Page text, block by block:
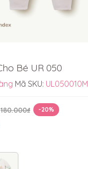
Bé UR 050
Mã SKU: UL050010M
180.000₫ -20%